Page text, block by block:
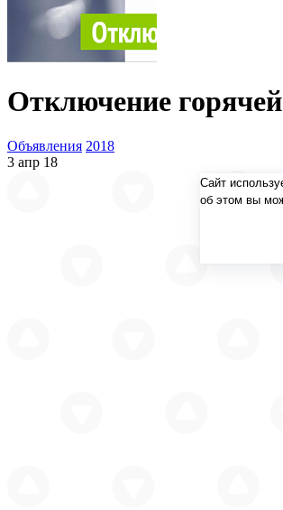
Отключение
Объявления 2018
3 апр 18
Сайт
об этом вы